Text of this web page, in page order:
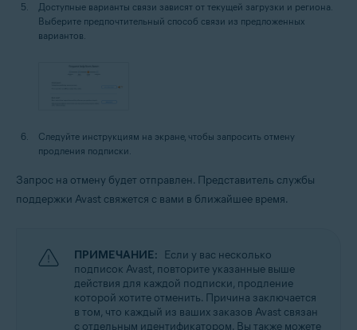
Доступные варианты связи зависят от текущей загрузки и региона.
Выберите предпочтительный способ связи из предложенных
вариантов.
Следуйте инструкциям на экране, чтобы запросить отмену
продления подписки.
Запрос на отмену будет отправлен. Представитель службы
поддержки Avast свяжется с вами в ближайшее время.
ПРИМЕЧАНИЕ: Если у вас несколько
подписок Avast, повторите указанные выше
действия для каждой подписки, продление
которой хотите отменить. Причина заключается
в том, что каждый из ваших заказов Avast связан
с отдельным идентификатором. Вы также можете